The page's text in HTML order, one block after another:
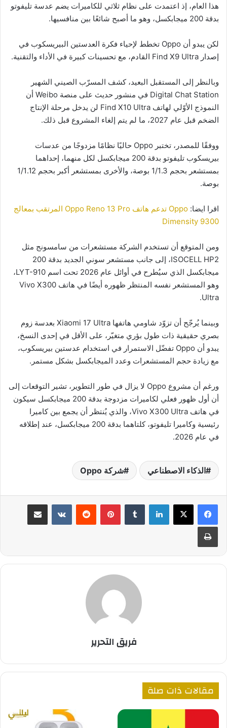
هذا العام، إذ اعتمدت على نظام ثلاثي للكاميرات يضم عدسة تليفوتو
بدقة 200 ميجابكسل، وهو ما أصبح شائعًا بين منافسيها.
لكن يبدو أن Oppo تخطط لإحياء فكرة العدستين البيريسكوب في
إصدار Find X9 Ultra القادم، مع تحسينات كبيرة في الأداء والتقنية.
وبالنظر إلى المستقبل البعيد، كشف المسرّب الصيني الشهير
Digital Chat Station في منشور حديث على منصة Weibo أن
النموذج الأوّلي لهاتف Find X10 Ultra لن يدخل مرحلة الإنتاج
الضخم قبل عام 2027، ما لم يتم إلغاء المشروع قبل ذلك.
ووفقًا للمصدر، تختبر Oppo حاليًا نظامًا مزدوجًا من عدسات
بيريسكوب تليفوتو بدقة 200 ميجابكسل لكل منهما، إحداهما
بمستشعر بحجم 1/1.3 بوصة، والأخرى بمستشعر أكبر بحجم 1/1.12
بوصة.
اقرا ايضا:
Oppo تدعم هاتف Oppo Reno 13 Pro المرتقب بمعالج
Dimensity 9300
ومن المتوقع أن تستخدم الشركة مستشعرات من سامسونج مثل
ISOCELL HP2، إلى جانب مستشعر سوني الجديد بدقة 200
ميجابكسل الذي سيُطرح في أوائل عام 2026 تحت اسم LYT-910،
وهو المستشعر نفسه المنتظر ظهوره أيضًا في هاتف Vivo X300
Ultra.
وبينما يُرجّح أن تزوّد شاومي هاتفها Xiaomi 17 Ultra بعدسة زوم
بصري حقيقية ذات طول بؤري متغيّر، على الأقل في إحدى النسخ،
يبدو أن Oppo تفضّل الاستمرار في استخدام عدستين بيريسكوب،
مع زيادة حجم المستشعرات وعدد الميجابكسل بشكل مستمر.
ورغم أن مشروع Oppo لا يزال في طور التطوير، تشير التوقعات إلى
أن أول ظهور فعلي لكاميرات مزدوجة بدقة 200 ميجابكسل سيكون
في هاتف Vivo X300 Ultra، والذي يُنتظر أن يجمع بين كاميرا
رئيسية وكاميرا تليفوتو، كلتاهما بدقة 200 ميجابكسل، عند إطلاقه
في عام 2026.
الذكاء الاصطناعي شركة Oppo
لينكدإن بينتيريست مشاركة عبر البريد
طباعة
فريق التحرير
مقالات ذات صلة